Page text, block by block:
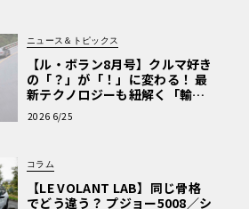
ニュース＆トピックス
【ル・ボラン8月号】クルマ好き
の「？」が「！」に変わる！ 最
新テクノロジーも紐解く「輸入
車Q&A」
2026 6/25
コラム
【LE VOLANT LAB】同じ骨格
でどう違う？ プジョー5008／シ